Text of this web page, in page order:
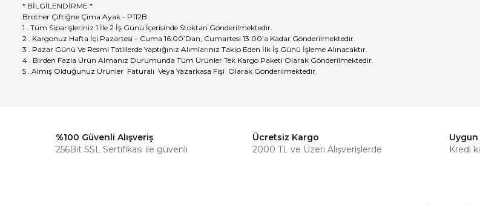
* BİLGİLENDİRME *
Brother Çiftiğne Çima Ayak - P112B
1 . Tüm Siparişleriniz 1 İle 2 İş Günü İçerisinde Stoktan Gönderilmektedir.
2 . Kargonuz Hafta İçi Pazartesi – Cuma 16:00’Dan, Cumartesi 13:00’a Kadar Gönderilmektedir.
3 . Pazar Günü Ve Resmi Tatillerde Yaptığınız Alımlarınız Takip Eden İlk İş Günü İşleme Alınacaktır.
4 . Birden Fazla Ürün Almanız Durumunda Tüm Ürünler Tek Kargo Paketi Olarak Gönderilmektedir.
5 . Almış Olduğunuz Ürünler Faturalı Veya Yazarkasa Fişi Olarak Gönderilmektedir.
Bu ürüne ilk yorumu siz yapın!
%100 Güvenli Alışveriş
256Bit SSL Sertifikası ile güvenli
Ücretsiz Kargo
2000 TL ve Üzeri Alışverişlerde
Kredi